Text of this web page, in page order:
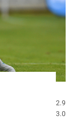
2.9
3.0